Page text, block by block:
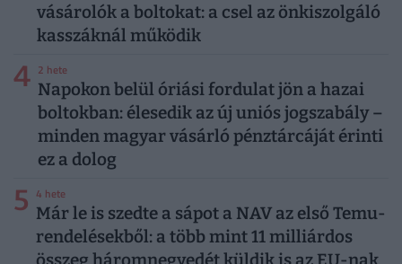
vásárolók a boltokat: a csel az önkiszolgáló
kasszáknál működik
4 2 hete
Napokon belül óriási fordulat jön a hazai
boltokban: élesedik az új uniós jogszabály –
minden magyar vásárló pénztárcáját érinti
ez a dolog
5 4 hete
Már le is szedte a sápot a NAV az első Temu-
rendelésekből: a több mint 11 milliárdos